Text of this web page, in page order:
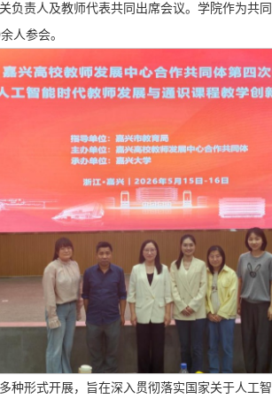
负责人及教师代表共同出席会议。学院作为共
人参会。
种形式开展，旨在深入贯彻落实国家关于人工